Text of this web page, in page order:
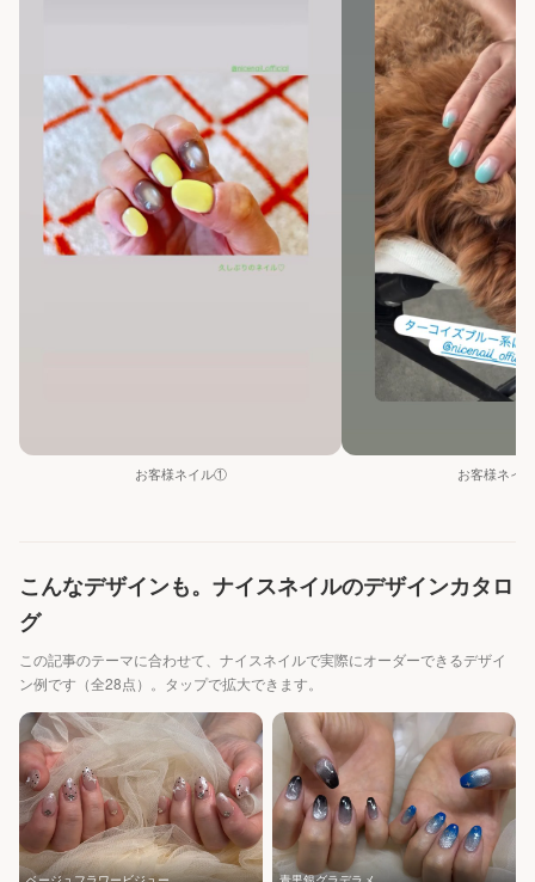
お客様ネイル① お客様ネイ
こんなデザインも。ナイスネイルのデザインカタロ
グ
この記事のテーマに合わせて、ナイスネイルで実際にオーダーできるデザイ
ン例です（全28点）。タップで拡大できます。